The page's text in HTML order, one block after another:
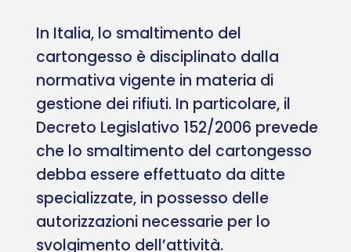
In Italia, lo smaltimento del
cartongesso è disciplinato dalla
normativa vigente in materia di
gestione dei rifiuti. In particolare, il
Decreto Legislativo 152/2006 prevede
che lo smaltimento del cartongesso
debba essere effettuato da ditte
specializzate, in possesso delle
autorizzazioni necessarie per lo
svolgimento dell’attività.